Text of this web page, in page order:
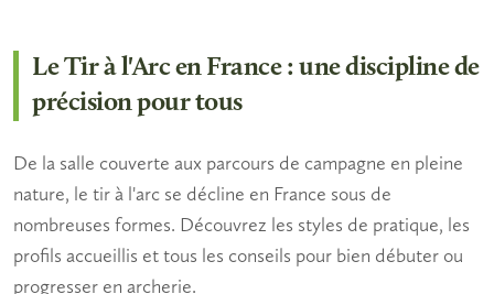
Le Tir à l'Arc en France : une discipline de
précision pour tous
De la salle couverte aux parcours de campagne en pleine
nature, le tir à l'arc se décline en France sous de
nombreuses formes. Découvrez les styles de pratique, les
profils accueillis et tous les conseils pour bien débuter ou
progresser en archerie.